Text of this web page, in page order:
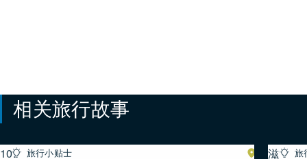
相关旅行故事
10.
旅行小贴士
湖滋
旅